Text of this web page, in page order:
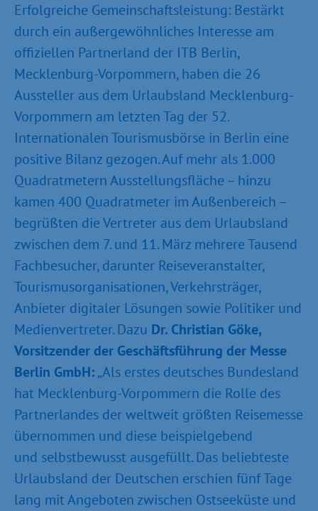
Erfolgreiche Gemeinschaftsleistung: Bestärkt
durch ein außergewöhnliches Interesse am
offiziellen Partnerland der ITB Berlin,
Mecklenburg-Vorpommern, haben die 26
Aussteller aus dem Urlaubsland Mecklenburg-
Vorpommern am letzten Tag der 52.
Internationalen Tourismusbörse in Berlin eine
positive Bilanz gezogen. Auf mehr als 1.000
Quadratmetern Ausstellungsfläche – hinzu
kamen 400 Quadratmeter im Außenbereich –
begrüßten die Vertreter aus dem Urlaubsland
zwischen dem 7. und 11. März mehrere Tausend
Fachbesucher, darunter Reiseveranstalter,
Tourismusorganisationen, Verkehrsträger,
Anbieter digitaler Lösungen sowie Politiker und
Medienvertreter. Dazu Dr. Christian Göke,
Vorsitzender der Geschäftsführung der Messe
Berlin GmbH:„Als erstes deutsches Bundesland
hat Mecklenburg-Vorpommern die Rolle des
Partnerlandes der weltweit größten Reisemesse
übernommen und diese beispielgebend
und selbstbewusst ausgefüllt. Das beliebteste
Urlaubsland der Deutschen erschien fünf Tage
lang mit Angeboten zwischen Ostseeküste und